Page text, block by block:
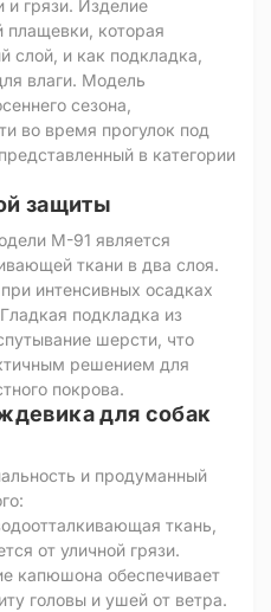
и грязи. Изделие
плащевки, которая
слой, и как подкладка,
влаги. Модель
сезона,
во время прогулок под
в категории
защиты
M-91 является
ткани в два слоя.
интенсивных осадках
подкладка из
шерсти, что
решением для
покрова.
для собак
и продуманный
ткань,
от уличной грязи.
капюшона обеспечивает
головы и ушей от ветра.